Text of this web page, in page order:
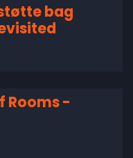
bag
Rooms -